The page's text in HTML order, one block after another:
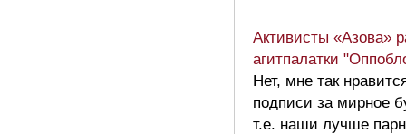
Активисты «Азова»
агитпалатки
Нет, мне так
подписи за мирное
т.е. наши лучше